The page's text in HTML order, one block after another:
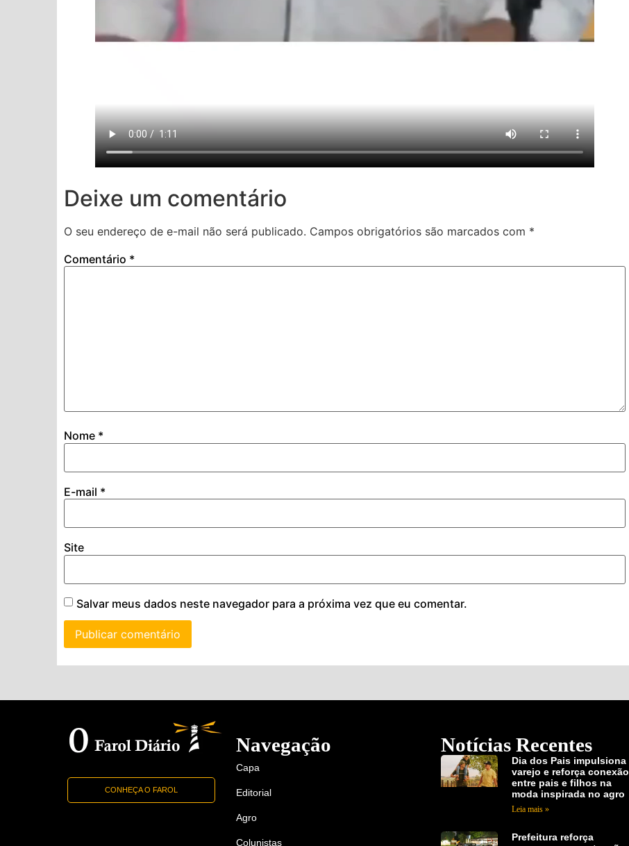
Deixe um comentário
O seu endereço de e-mail não será publicado. Campos obrigatórios são marcados com *
Comentário *
Nome *
E-mail *
Site
Salvar meus dados neste navegador para a próxima vez que eu comentar.
CONHEÇA O FAROL
Navegação
Capa
Editorial
Agro
Colunistas
Notícias Recentes
Dia dos Pais impulsiona
varejo e reforça conexão
entre pais e filhos na
moda inspirada no agro
Leia mais »
Prefeitura reforça